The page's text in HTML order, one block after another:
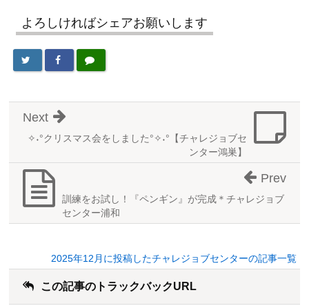
よろしければシェアお願いします
✧˖°クリスマス会をしました°✧˖°【チャレジョブセ
ンター鴻巣】
Next
訓練をお試し！『ペンギン』が完成＊チャレジョブ
センター浦和
Prev
2025年12月に投稿したチャレジョブセンターの記事一覧
この記事のトラックバックURL